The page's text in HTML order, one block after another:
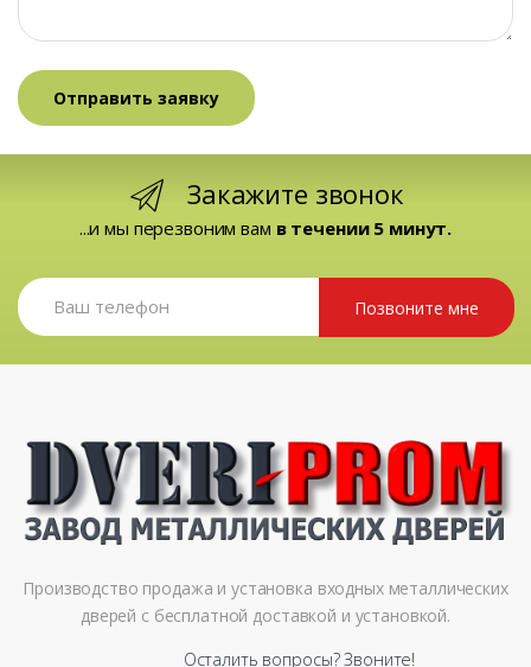
Закажите звонок
...и мы перезвоним вам в течении 5 минут.
Позвоните мне
Производство продажа и установка входных металлических
дверей с бесплатной доставкой и установкой.
Осталить вопросы? Звоните!